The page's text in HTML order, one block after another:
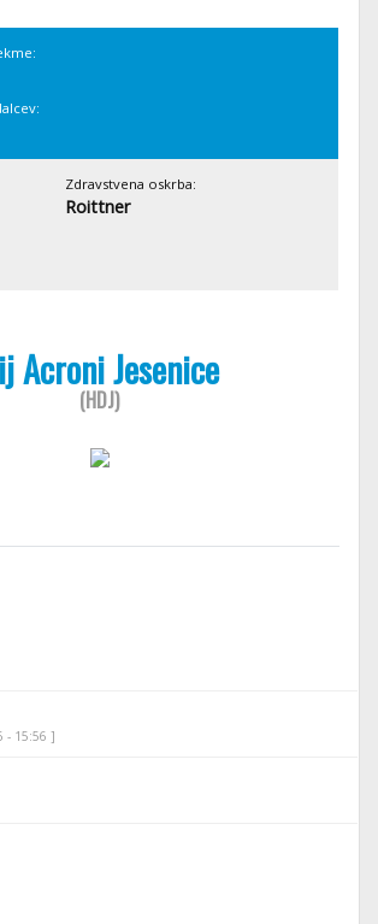
Zdravstvena oskrba:
Roittner
Acroni Jesenice
(HDJ)
- 15:56 ]